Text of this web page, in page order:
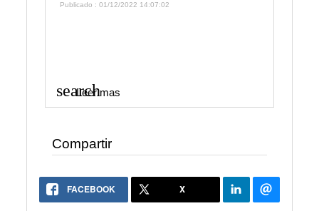
Publicado : 01/12/2022 14:07:02
search
Leer mas
Compartir
FACEBOOK X